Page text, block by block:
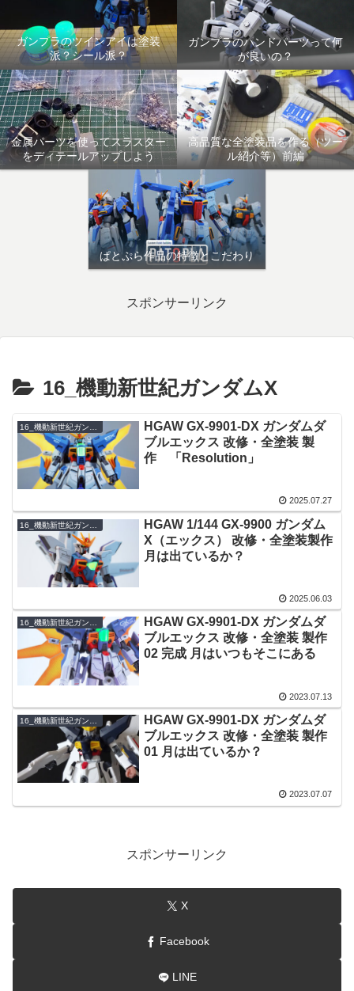
ガンプラのツインアイは塗装
派？シール派？
ガンプラのハンドパーツって何
が良いの？
金属パーツを使ってスラスター
をディテールアップしよう
高品質な全塗装品を作る（ツー
ル紹介等）前編
ぱとぷら作品の特徴とこだわり
スポンサーリンク
16_機動新世紀ガンダムX
HGAW GX-9901-DX ガンダムダ
ブルエックス 改修・全塗装 製
作 「Resolution」
2025.07.27
HGAW 1/144 GX-9900 ガンダム
X（エックス） 改修・全塗装製作
月は出ているか？
2025.06.03
16_機動新世紀ガンダムX
HGAW GX-9901-DX ガンダムダ
ブルエックス 改修・全塗装 製作
02 完成 月はいつもそこにある
2023.07.13
HGAW GX-9901-DX ガンダムダ
ブルエックス 改修・全塗装 製作
01 月は出ているか？
2023.07.07
スポンサーリンク
X
Facebook
LINE